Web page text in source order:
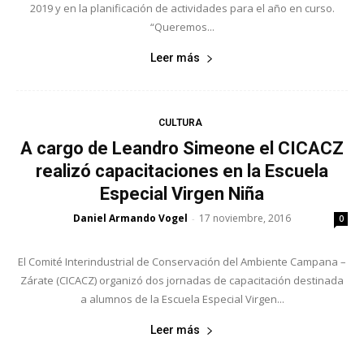
2019 y en la planificación de actividades para el año en curso.
“Queremos...
Leer más
CULTURA
A cargo de Leandro Simeone el CICACZ
realizó capacitaciones en la Escuela
Especial Virgen Niña
Daniel Armando Vogel - 17 noviembre, 2016 0
El Comité Interindustrial de Conservación del Ambiente Campana –
Zárate (CICACZ) organizó dos jornadas de capacitación destinada
a alumnos de la Escuela Especial Virgen...
Leer más